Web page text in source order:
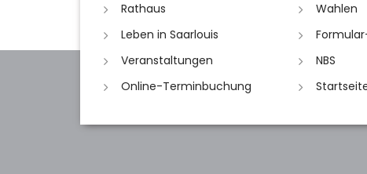
Rathaus
Wahlen
Leben in Saarlouis
Veranstaltungen
NBS
Online-Terminbuchung